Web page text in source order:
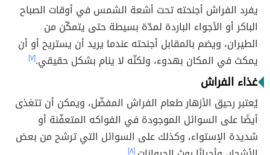
يفرد الفراش أجنحته تحت أشعة الشمس في أوقات الصباح
الباكر أو الأجواء الباردة لمدّة بسيطة حتى يتمكّن من
الطيران، ويضم بالمقابل أجنحته عندما يريد أن يستريح أو أن
يمكث في المكان بهدوء، ولكنّه لا ينام بشكل حقيقي.[٧]
غذاء الفراش
يُعتبر رحيق الأزهار طعام الفراش المفضّل، ويمكن أن تتغذى
أيضًا على السوائل الموجودة في الفواكه المتعفّنة أو
شديدة الإستواء، وكذلك على السوائل التي ترشح من بعض
[٨]